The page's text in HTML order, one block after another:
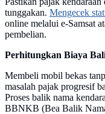
tunggakan. Mengecek
online melalui e-Samsat
pembelian.
Perhitungkan Biaya
Membeli mobil bekas
masalah pajak progresif
Proses balik nama
BBNKB (Bea Balik